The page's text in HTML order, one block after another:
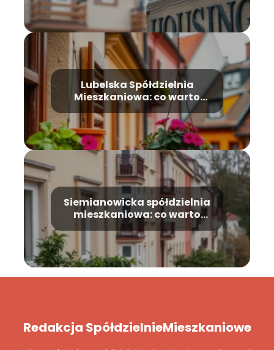
Lubelska Spółdzielnia
Mieszkaniowa: co warto
wiedzieć?
Siemianowicka spółdzielnia
mieszkaniowa: co warto
wiedzieć?
Redakcja SpółdzielnieMieszkaniowe